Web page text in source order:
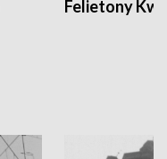
Felietony